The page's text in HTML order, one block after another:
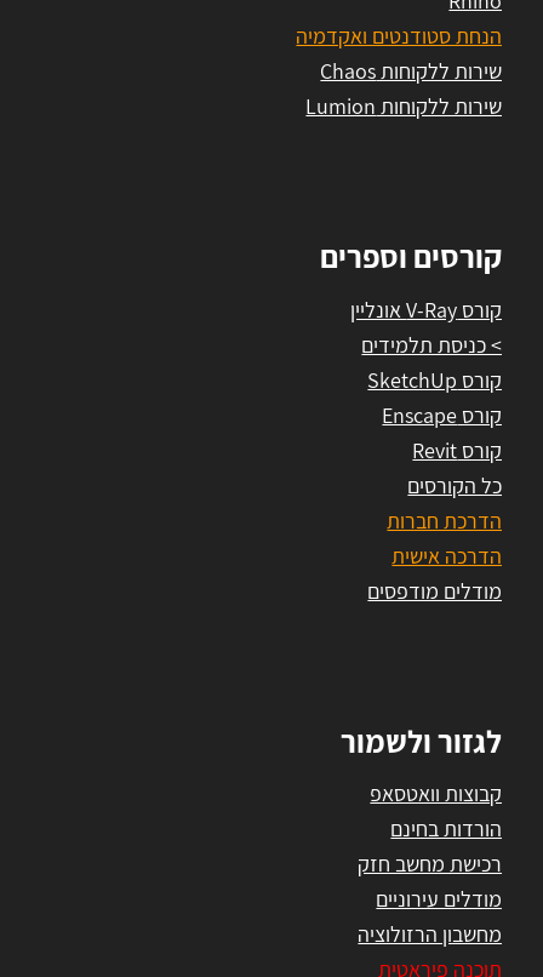
הנחת סטודנטים ואקדמיה
שירות ללקוחות Chaos
שירות ללקוחות Lumion
קורסים וספרים
קורס V-Ray אונליין
> כניסת תלמידים
קורס SketchUp
קורס Enscape
קורס Revit
כל הקורסים
הדרכת חברות
הדרכה אישית
מודלים מודפסים
לגזור ולשמור
קבוצות וואטסאפ
הורדות בחינם
רכישת מחשב חזק
מודלים עירוניים
מחשבון הרזולוציה
תוכנה פיראטית